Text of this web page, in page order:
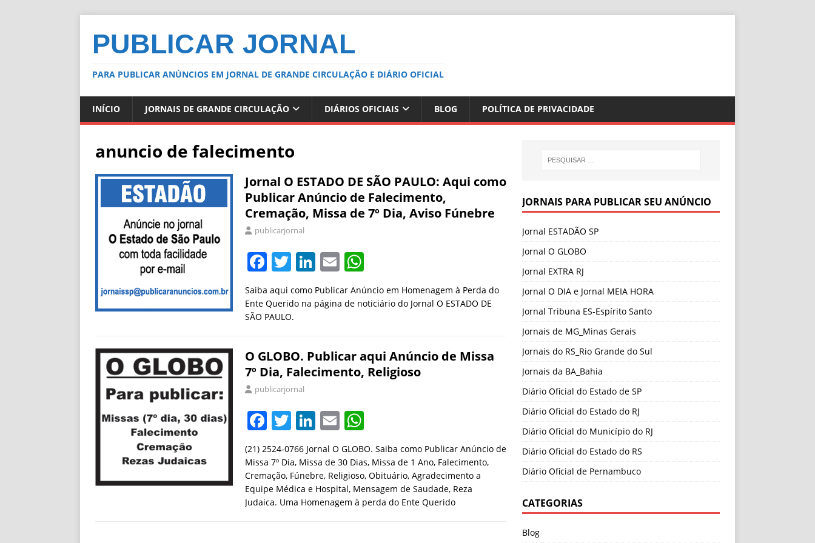
PUBLICAR JORNAL
PARA PUBLICAR ANÚNCIOS EM JORNAL DE GRANDE CIRCULAÇÃO E DIÁRIO OFICIAL
INÍCIO JORNAIS DE GRANDE CIRCULAÇÃO DIÁRIOS OFICIAIS BLOG POLÍTICA DE PRIVACIDADE
anuncio de falecimento
Jornal O ESTADO DE SÃO PAULO: Aqui como
Publicar Anúncio de Falecimento,
Cremação, Missa de 7º Dia, Aviso Fúnebre
publicarjornal
F
c
e
o
o
k
T
itt
er
Li
n
k
n
E
m
ai
h
at
p
p
​​Saiba aqui como Publicar Anúncio em Homenagem à Perda do
Ente Querido na página de noticiário do Jornal O ESTADO DE
SÃO PAULO.
O GLOBO. Publicar aqui Anúncio de Missa
7º Dia, Falecimento, Religioso
publicarjornal
F
a
c
e
b
T
w
itt
er
Li
k
e
dI
E
m
ai
l
h
at
s
A
(21) 2524-0766 Jornal O GLOBO. Saiba como Publicar Anúncio de
Missa 7º Dia, Missa de 30 Dias, Missa de 1 Ano, Falecimento,
Cremação, Fúnebre, Religioso, Obituário, Agradecimento a
Equipe Médica e Hospital, Mensagem de Saudade, Reza
Judaica. Uma Homenagem à perda do Ente Querido
JORNAIS PARA PUBLICAR SEU ANÚNCIO
Jornal ESTADÃO SP
Jornal O GLOBO
Jornal EXTRA RJ
Jornal O DIA e Jornal MEIA HORA
Jornal Tribuna ES-Espírito Santo
Jornais de MG_Minas Gerais
Jornais do RS_Rio Grande do Sul
Jornais da BA_Bahia
Diário Oficial do Estado de SP
Diário Oficial do Estado do RJ
Diário Oficial do Município do RJ
Diário Oficial do Estado do RS
Diário Oficial de Pernambuco
CATEGORIAS
Blog